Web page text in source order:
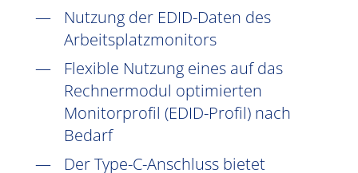
Nutzung der EDID-Daten des
Arbeitsplatzmonitors
Flexible Nutzung eines auf das
Rechnermodul optimierten
Monitorprofil (EDID-Profil) nach
Bedarf
Der Type-C-Anschluss bietet